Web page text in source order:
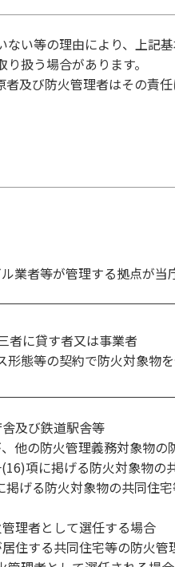
い等の理由により、上記
り扱う場合があります。
及び防火管理者はその責
者等が管理する拠点が当
に貸す者又は事業者
態等の契約で防火対象物
及び鉄道駅舎等
の防火管理義務対象物の
項に掲げる防火対象物の
げる防火対象物の共同住
理者として選任する場合
する共同住宅等の防火管